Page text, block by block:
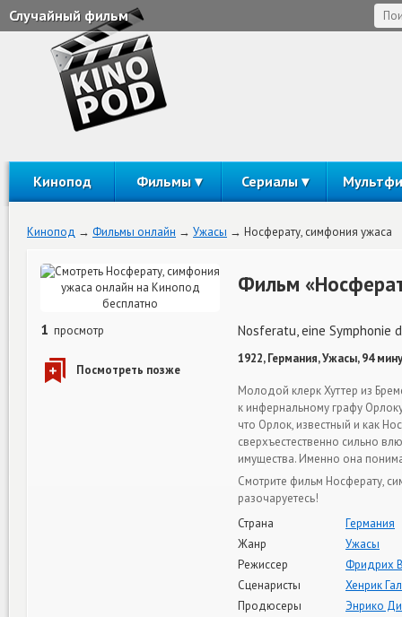
Случайный фильм
Кинопод Фильмы Сериалы
Кинопод Фильмы онлайн Ужасы Носферату, симфония ужаса
1 просмотр
Фильм
Nosferatu, eine Symphonie
1922, Германия, Ужасы, 94
Молодой клерк Хуттер из
к инфернальному графу
что Орлок, известный и как
сверхъестественно сильно
имущества. Именно она
Смотрите фильм Носферату,
разочаруетесь!
Страна
Германия
Жанр
Ужасы
Режиссер
Фридрих
Сценаристы
Хенрик
Продюсеры
Энрико